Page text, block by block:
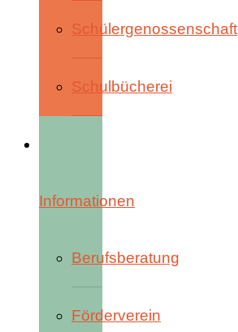
Schülergenossenschaft
Schulbücherei
Informationen
Berufsberatung
Förderverein